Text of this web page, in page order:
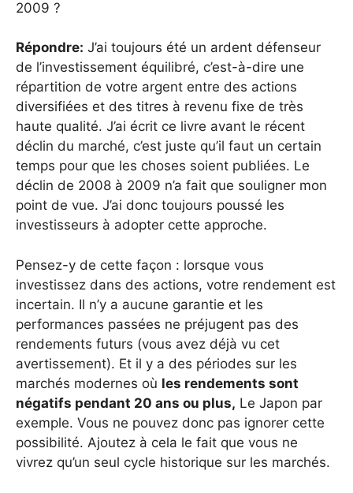
2009 ?
Répondre: J’ai toujours été un ardent défenseur
de l’investissement équilibré, c’est-à-dire une
répartition de votre argent entre des actions
diversifiées et des titres à revenu fixe de très
haute qualité. J’ai écrit ce livre avant le récent
déclin du marché, c’est juste qu’il faut un certain
temps pour que les choses soient publiées. Le
déclin de 2008 à 2009 n’a fait que souligner mon
point de vue. J’ai donc toujours poussé les
investisseurs à adopter cette approche.
Pensez-y de cette façon : lorsque vous
investissez dans des actions, votre rendement est
incertain. Il n’y a aucune garantie et les
performances passées ne préjugent pas des
rendements futurs (vous avez déjà vu cet
avertissement). Et il y a des périodes sur les
marchés modernes où les rendements sont
négatifs pendant 20 ans ou plus, Le Japon par
exemple. Vous ne pouvez donc pas ignorer cette
possibilité. Ajoutez à cela le fait que vous ne
vivrez qu’un seul cycle historique sur les marchés.